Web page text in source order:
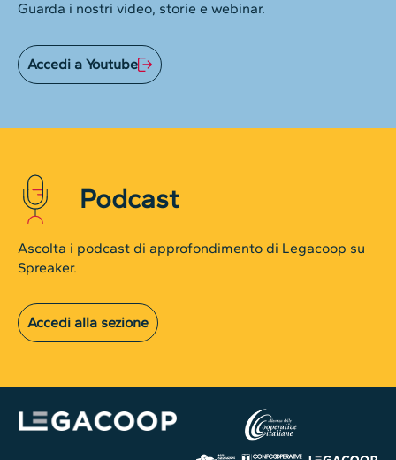
Guarda i nostri video, storie e webinar.
Accedi a Youtube
Podcast
Ascolta i podcast di approfondimento di Legacoop su
Spreaker.
Accedi alla sezione